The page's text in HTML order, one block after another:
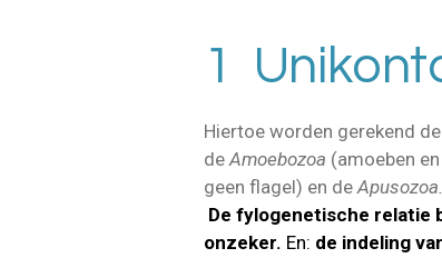
1
Hiertoe worden gerekend de
de Amoebozoa (amoeben
geen flagel) en de
De fylogenetische relatie
onzeker. En: de indeling